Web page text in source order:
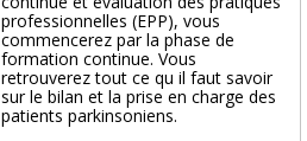
professionnelles (EPP), vous
commencerez par la phase de
formation continue. Vous
retrouverez tout ce qu il faut savoir
sur le bilan et la prise en charge des
patients parkinsoniens.